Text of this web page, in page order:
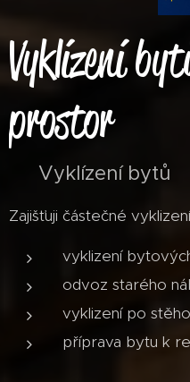
Vyklízení
prostor
🏠 Vyklízení bytů
Zajišťuji částečné
vyklizení
odvoz starého
vyklizení po
příprava bytu k